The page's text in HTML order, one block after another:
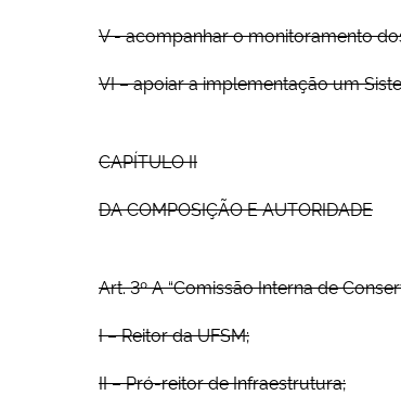
V - acompanhar o monitoramento
VI – apoiar a implementação um
CAPÍTULO II
DA COMPOSIÇÃO E AUTORIDADE
Art. 3º A “Comissão Interna de
I – Reitor da UFSM;
II – Pró-reitor de Infraestrutura;